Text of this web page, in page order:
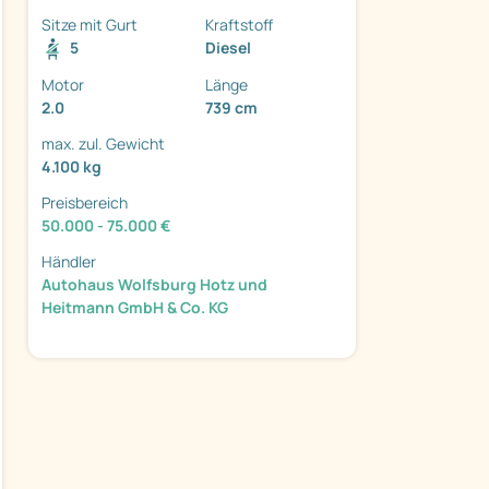
Sitze mit Gurt
5
Kraftstoff
Diesel
Motor
2.0
Länge
739 cm
max. zul. Gewicht
4.100 kg
Preisbereich
50.000 - 75.000 €
Händler
Autohaus Wolfsburg Hotz und
Heitmann GmbH & Co. KG